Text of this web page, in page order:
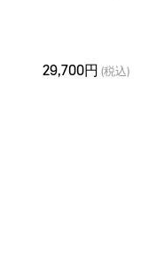
29,700円 (税込)